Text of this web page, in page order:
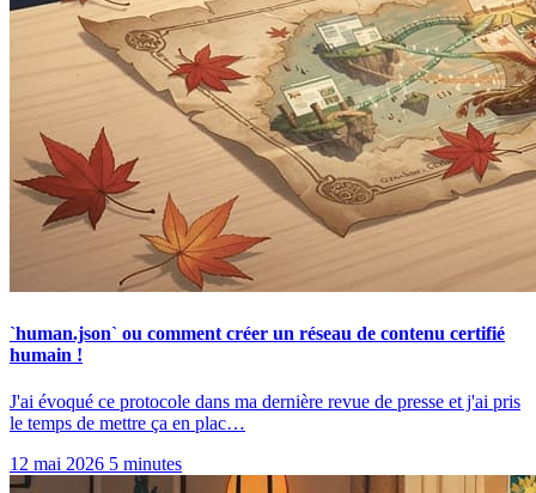
`human.json` ou comment créer un réseau de contenu certifié
humain !
J'ai évoqué ce protocole dans ma dernière revue de presse et j'ai pris
le temps de mettre ça en plac…
12 mai 2026 5 minutes